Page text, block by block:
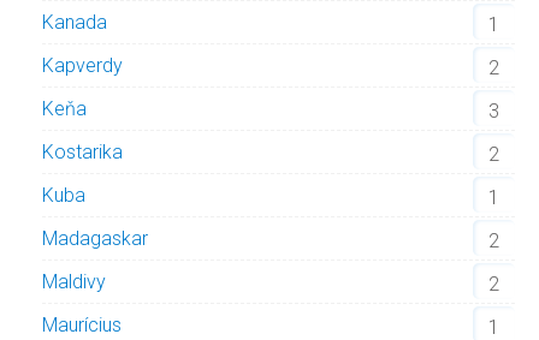
Kanada
1
Kapverdy
2
Keňa
3
Kostarika
2
Kuba
1
Madagaskar
2
Maldivy
2
Maurícius
1